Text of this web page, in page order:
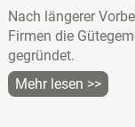
Nach längerer
Firmen die
gegründet.
Mehr lesen >>